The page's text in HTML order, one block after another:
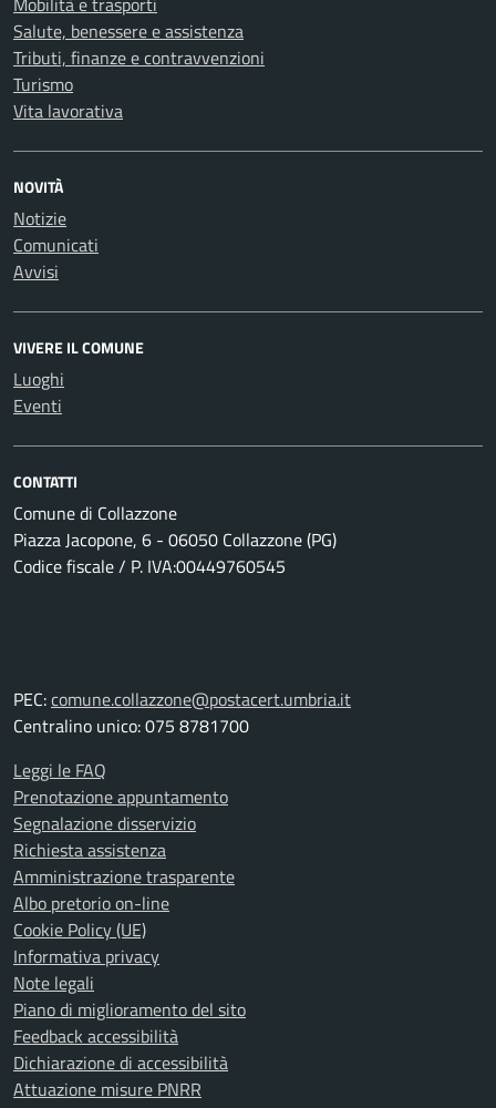
Salute, benessere e assistenza
Tributi, finanze e contravvenzioni
Turismo
Vita lavorativa
NOVITÀ
Notizie
Comunicati
Avvisi
VIVERE IL COMUNE
Luoghi
Eventi
CONTATTI
Comune di Collazzone
Piazza Jacopone, 6 - 06050 Collazzone (PG)
Codice fiscale / P. IVA:00449760545
PEC:comune.collazzone@postacert.umbria.it
Centralino unico: 075 8781700
Leggi le FAQ
Prenotazione appuntamento
Segnalazione disservizio
Richiesta assistenza
Amministrazione trasparente
Albo pretorio on-line
Cookie Policy (UE)
Informativa privacy
Note legali
Piano di miglioramento del sito
Feedback accessibilità
Dichiarazione di accessibilità
Attuazione misure PNRR